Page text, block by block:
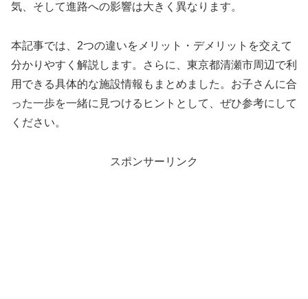
気、そして進路への影響は大きく異なります。
本記事では、2つの違いをメリット・デメリットを交えて
分かりやすく解説します。さらに、東京都清瀬市周辺で利
用できる具体的な施設情報もまとめました。お子さんに合
った一歩を一緒に見つけるヒントとして、ぜひ参考にして
ください。
スポンサーリンク